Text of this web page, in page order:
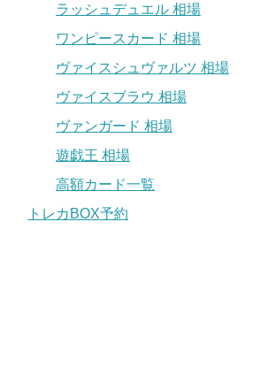
ラッシュデュエル 相場
ワンピースカード 相場
ヴァイスシュヴァルツ 相場
ヴァイスブラウ 相場
ヴァンガード 相場
遊戯王 相場
高額カード一覧
トレカBOX予約